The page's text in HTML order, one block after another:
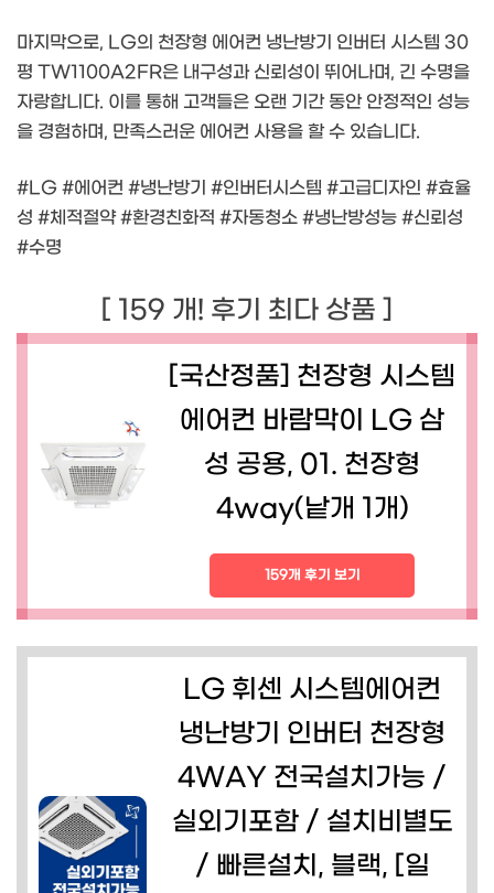
마지막으로, LG의 천장형 에어컨 냉난방기 인버터 시스템 30
평 TW1100A2FR은 내구성과 신뢰성이 뛰어나며, 긴 수명을
자랑합니다. 이를 통해 고객들은 오랜 기간 동안 안정적인 성능
을 경험하며, 만족스러운 에어컨 사용을 할 수 있습니다.
#LG #에어컨 #냉난방기 #인버터시스템 #고급디자인 #효율
성 #체적절약 #환경친화적 #자동청소 #냉난방성능 #신뢰성
#수명
[ 159 개! 후기 최다 상품 ]
[국산정품] 천장형 시스템
에어컨 바람막이 LG 삼
성 공용, 01. 천장형
4way(낱개 1개)
159개 후기 보기
LG 휘센 시스템에어컨
냉난방기 인버터 천장형
4WAY 전국설치가능 /
실외기포함 / 설치비별도
/ 빠른설치, 블랙, [일